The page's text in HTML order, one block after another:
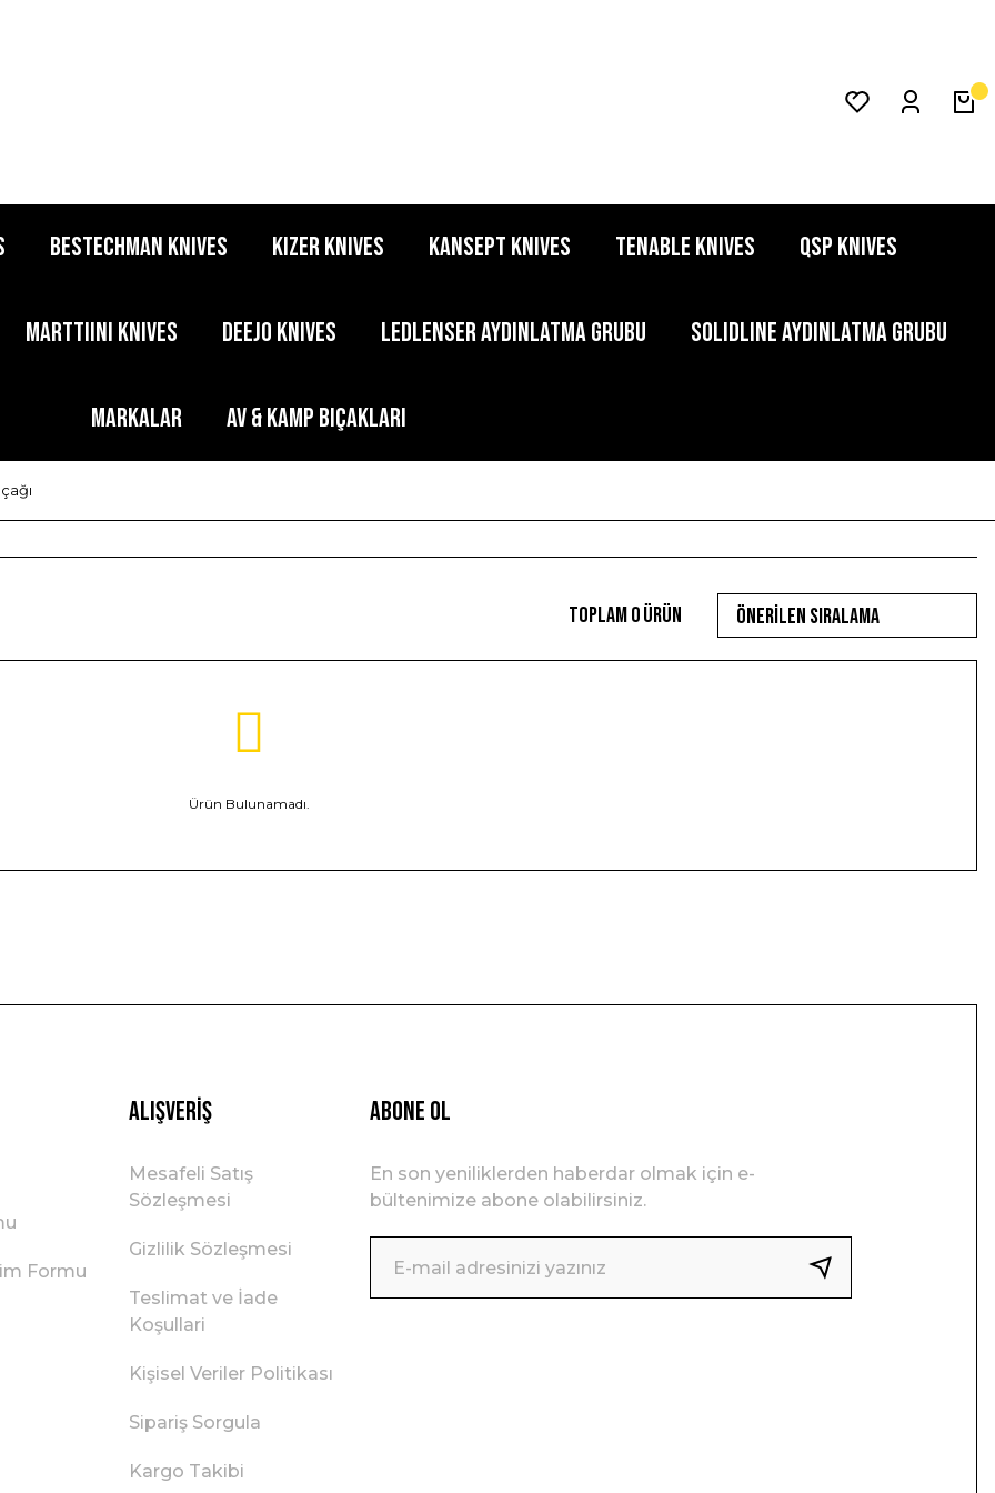
BESTECHMAN KNIVES KIZER KNIVES KANSEPT KNIVES TENABLE KNIVES QSP KNIVES
MARTTIINI KNIVES DEEJO KNIVES LEDLENSER AYDINLATMA GRUBU SOLIDLINE AYDINLATMA GRUBU
MARKALAR AV & KAMP BIÇAKLARI
Toplam 0 ürün
Ürün Bulunamadı.
Formu
Alışveriş
Mesafeli Satış
Sözleşmesi
Gizlilik Sözleşmesi
Teslimat ve İade
Koşullari
Kişisel Veriler Politikası
Sipariş Sorgula
Kargo Takibi
ABONE OL
En son yeniliklerden haberdar olmak için e-
bültenimize abone olabilirsiniz.